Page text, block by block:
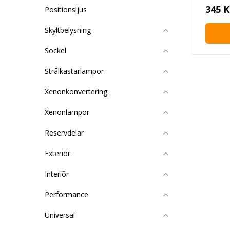
Positionsljus
Skyltbelysning
Sockel
Strålkastarlampor
Xenonkonvertering
Xenonlampor
Reservdelar
Exteriör
Interiör
Performance
Universal
345